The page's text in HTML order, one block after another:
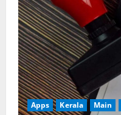
Apps Kerala Main